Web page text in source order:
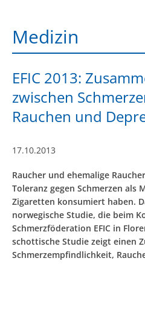
Medizin
EFIC 2013:
zwischen
Rauchen und
17.10.2013
Raucher und ehemalige
Toleranz gegen Schmerzen als
Zigaretten konsumiert haben.
norwegische Studie, die beim
Schmerzföderation EFIC in
schottische Studie zeigt einen
Schmerzempfindlichkeit,